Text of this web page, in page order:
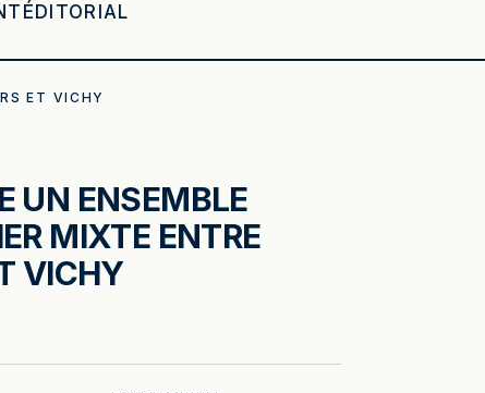
ÉDITORIAL
ET VICHY
UN ENSEMBLE
MIXTE ENTRE
VICHY